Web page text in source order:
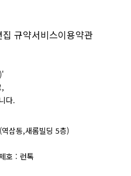
규약서비스이용약관
,
다.
삼동,새롬빌딩 5층)
호 : 런톡